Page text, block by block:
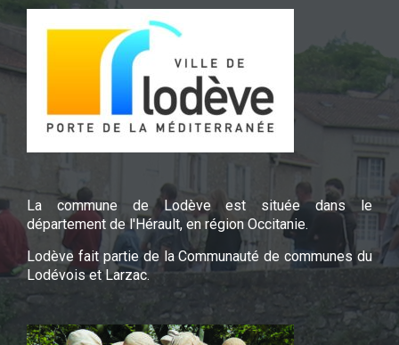
La commune de Lodève est située dans le
département de l'Hérault, en région Occitanie.
Lodève fait partie de la Communauté de communes du
Lodévois et Larzac.